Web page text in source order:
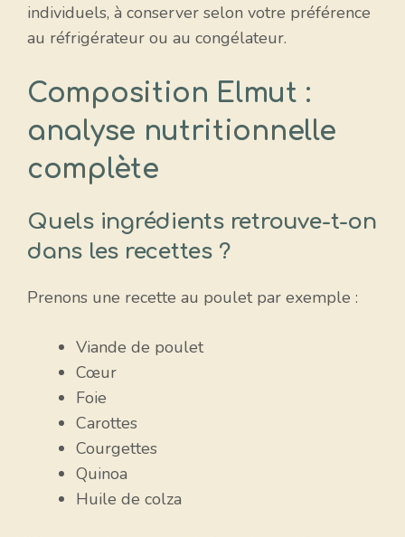
individuels, à conserver selon votre préférence
au réfrigérateur ou au congélateur.
Composition Elmut :
analyse nutritionnelle
complète
Quels ingrédients retrouve-t-on
dans les recettes ?
Prenons une recette au poulet par exemple :
Viande de poulet
Cœur
Foie
Carottes
Courgettes
Quinoa
Huile de colza